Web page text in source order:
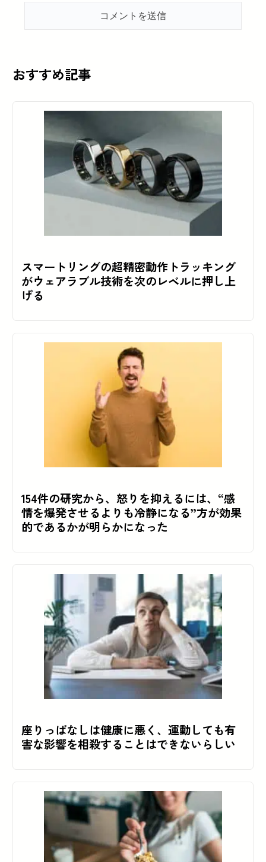
おすすめ記事
スマートリングの超精密動作トラッキング
がウェアラブル技術を次のレベルに押し上
げる
154件の研究から、怒りを抑えるには、“感
情を爆発させるよりも冷静になる”方が効果
的であるかが明らかになった
座りっぱなしは健康に悪く、運動しても有
害な影響を相殺することはできないらしい